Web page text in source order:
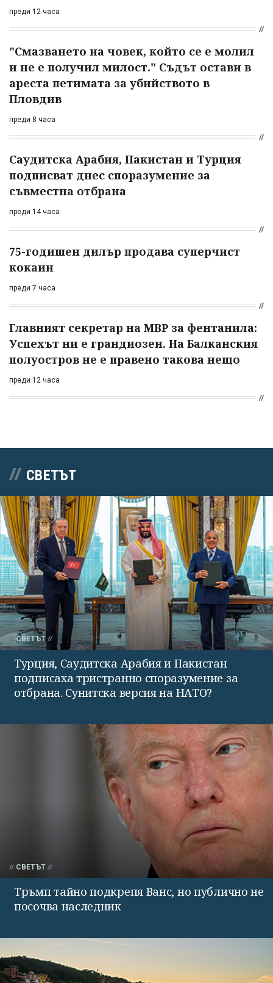
преди 12 часа
"Смазването на човек, който се е молил
и не е получил милост." Съдът остави в
ареста петимата за убийството в
Пловдив
преди 8 часа
Саудитска Арабия, Пакистан и Турция
подписват днес споразумение за
съвместна отбрана
преди 14 часа
75-годишен дилър продава суперчист
кокаин
преди 7 часа
Главният секретар на МВР за фентанила:
Успехът ни е грандиозен. На Балканския
полуостров не е правено такова нещо
преди 12 часа
СВЕТЪТ
СВЕТЪТ
Турция, Саудитска Арабия и Пакистан
подписаха тристранно споразумение за
отбрана. Сунитска версия на НАТО?
СВЕТЪТ
Тръмп тайно подкрепя Ванс, но публично не
посочва наследник